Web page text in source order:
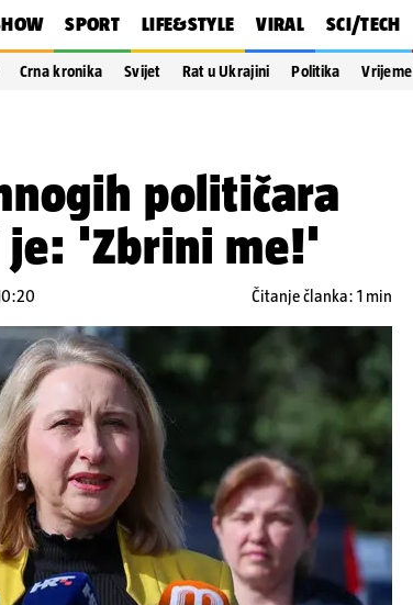
SPORT LIFE&STYLE VIRAL SCI/TECH
Crna kronika Svijet Rat u Ukrajini Politika Vrijeme
političara
je: 'Zbrini me!'
Čitanje članka: 1 min